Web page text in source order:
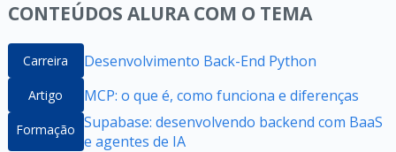
CONTEÚDOS ALURA COM O TEMA
Carreira Desenvolvimento Back-End Python
Artigo MCP: o que é, como funciona e diferenças
Formação Supabase: desenvolvendo backend com BaaS
e agentes de IA